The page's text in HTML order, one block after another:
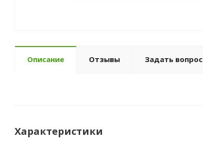
Описание Отзывы Задать вопрос
Характеристики